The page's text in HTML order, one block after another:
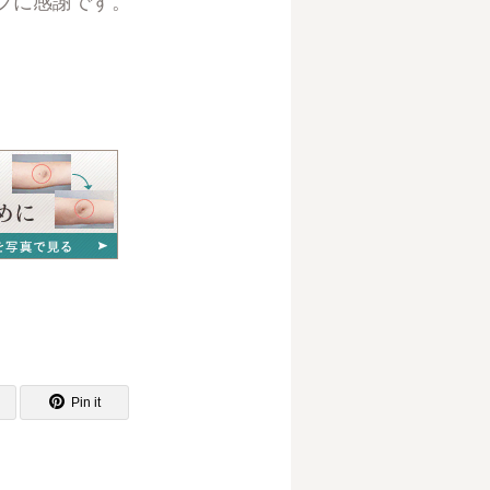
Pin it